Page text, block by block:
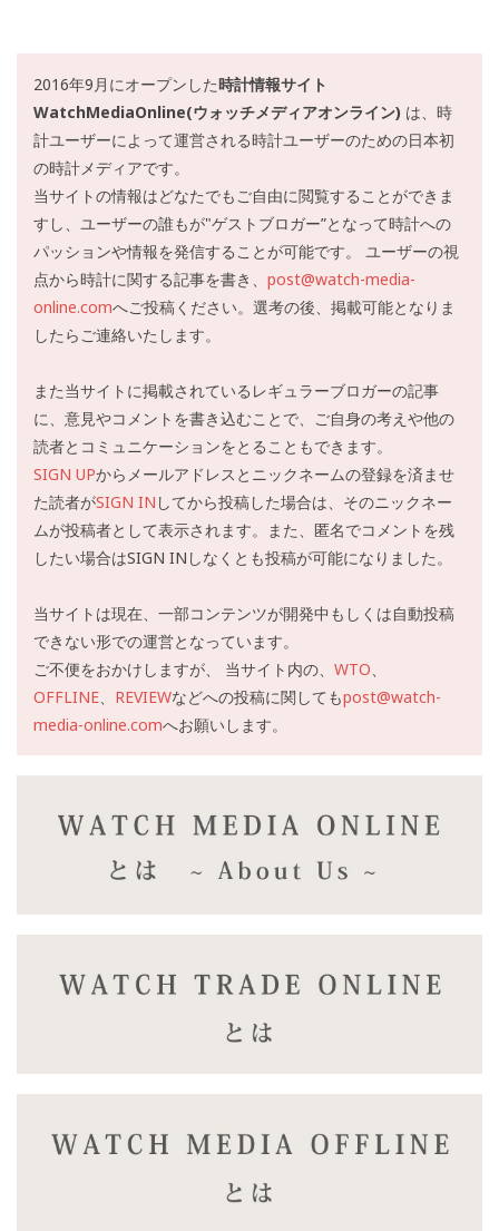
2016年9月にオープンした時計情報サイト
WatchMediaOnline(ウォッチメディアオンライン) は、時
計ユーザーによって運営される時計ユーザーのための日本初
の時計メディアです。
当サイトの情報はどなたでもご自由に閲覧することができま
すし、ユーザーの誰もが"ゲストブロガー”となって時計への
パッションや情報を発信することが可能です。 ユーザーの視
点から時計に関する記事を書き、 post@watch-media-
online.comへご投稿ください。選考の後、掲載可能となりま
したらご連絡いたします。
また当サイトに掲載されているレギュラーブロガーの記事
に、意見やコメントを書き込むことで、ご自身の考えや他の
読者とコミュニケーションをとることもできます。
SIGN UPからメールアドレスとニックネームの登録を済ませ
た読者がSIGN IN してから投稿した場合は、そのニックネー
ムが投稿者として表示されます。また、匿名でコメントを残
したい場合はSIGN INしなくとも投稿が可能になりました。
当サイトは現在、一部コンテンツが開発中もしくは自動投稿
できない形での運営となっています。
ご不便をおかけしますが、 当サイト内の、 WTO
OFFLINE
REVIEWなどへの投稿に関してもpost@watch-
media-online.comへお願いします。